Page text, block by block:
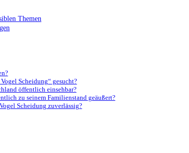
Themen
Scheidung“ gesucht?
öffentlich einsehbar?
zu seinem Familienstand geäußert?
Scheidung zuverlässig?